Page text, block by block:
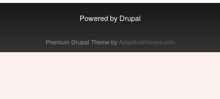
Powered by Drupal
Premium Drupal Theme by Adaptivethemes.com